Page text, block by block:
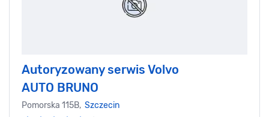
Autoryzowany serwis Volvo
AUTO BRUNO
Pomorska 115B, Szczecin